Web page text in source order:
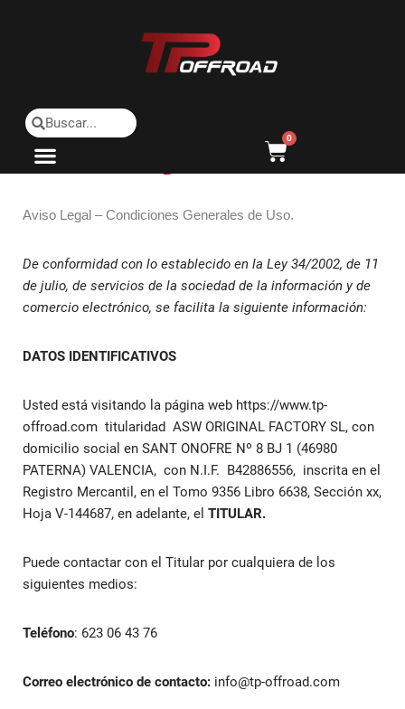
0
Aviso Legal
Aviso Legal – Condiciones Generales de Uso.
De conformidad con lo establecido en la Ley 34/2002, de 11
de julio, de servicios de la sociedad de la información y de
comercio electrónico, se facilita la siguiente información:
DATOS IDENTIFICATIVOS
Usted está visitando la página web https://www.tp-
offroad.com titularidad ASW ORIGINAL FACTORY SL, con
domicilio social en SANT ONOFRE Nº 8 BJ 1 (46980
PATERNA) VALENCIA, con N.I.F. B42886556, inscrita en el
Registro Mercantil, en el Tomo 9356 Libro 6638, Sección xx,
Hoja V-144687, en adelante, el TITULAR.
Puede contactar con el Titular por cualquiera de los
siguientes medios:
Teléfono: 623 06 43 76
Correo electrónico de contacto: info@tp-offroad.com